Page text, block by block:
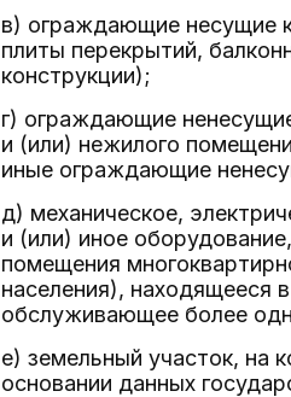
в) ограждающие несущие
плиты перекрытий,
конструкции);
г) ограждающие
и (или) нежилого
иные ограждающие
д) механическое,
и (или) иное
помещения
населения), находящееся
обслуживающее более
е) земельный участок, на
основании данных